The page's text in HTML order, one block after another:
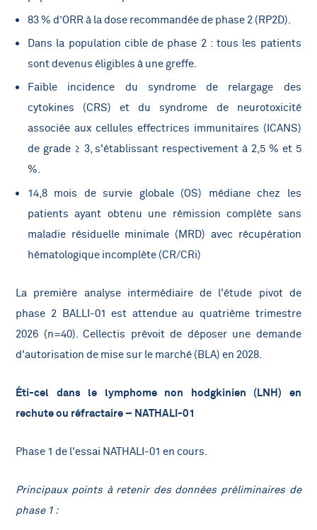
83 % d’ORR à la dose recommandée de phase 2 (RP2D).
Dans la population cible de phase 2 : tous les patients
sont devenus éligibles à une greffe.
Faible incidence du syndrome de relargage des
cytokines (CRS) et du syndrome de neurotoxicité
associée aux cellules effectrices immunitaires (ICANS)
de grade ≥ 3, s'établissant respectivement à 2,5 % et 5
%.
14,8 mois de survie globale (OS) médiane chez les
patients ayant obtenu une rémission complète sans
maladie résiduelle minimale (MRD) avec récupération
hématologique incomplète (CR/CRi)
La première analyse intermédiaire de l'étude pivot de
phase 2 BALLI-01 est attendue au quatrième trimestre
2026 (n=40). Cellectis prévoit de déposer une demande
d'autorisation de mise sur le marché (BLA) en 2028.
Éti-cel dans le lymphome non hodgkinien (LNH) en
rechute ou réfractaire – NATHALI-01
Phase 1 de l'essai NATHALI-01 en cours.
Principaux points à retenir des données préliminaires de
phase 1 :